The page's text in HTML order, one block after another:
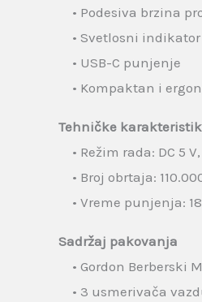
• Podesiva brzina
• Svetlosni
• USB-C punjenje
• Kompaktan i
Tehničke
• Režim rada: DC 5 V,
• Broj obrtaja:
• Vreme punjenja:
Sadržaj pakovanja
• Gordon Berberski
• 3 usmerivača